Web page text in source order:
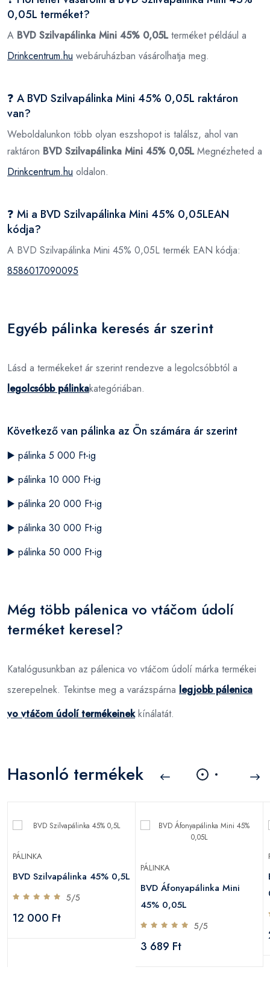
0,05L terméket?
A BVD Szilvapálinka Mini 45% 0,05Lterméket például a
Drinkcentrum.hu webáruházban vásárolhatja meg.
❓ A BVD Szilvapálinka Mini 45% 0,05L raktáron
van?
Weboldalunkon több olyan eszshopot is találsz, ahol van
raktáron BVD Szilvapálinka Mini 45% 0,05LMegnézheted a
Drinkcentrum.hu oldalon.
❓ Mi a BVD Szilvapálinka Mini 45% 0,05LEAN
kódja?
A BVD Szilvapálinka Mini 45% 0,05L termék EAN kódja:
8586017090095
Egyéb pálinka keresés ár szerint
Lásd a termékeket ár szerint rendezve a legolcsóbbtól a
legolcsóbb pálinkakategóriában.
Következő van pálinka az Ön számára ár szerint
▶️ pálinka 5 000 Ft-ig
▶️ pálinka 10 000 Ft-ig
▶️ pálinka 20 000 Ft-ig
▶️ pálinka 30 000 Ft-ig
▶️ pálinka 50 000 Ft-ig
Még több pálenica vo vtáčom údolí
terméket keresel?
Katalógusunkban az pálenica vo vtáčom údolí márka termékei
szerepelnek. Tekintse meg a varázspárna legjobb pálenica
vo vtáčom údolí termékeinekkínálatát.
Hasonló termékek
PÁLINKA
BVD Szilvapálinka 45% 0,5L
5/5
12 000 Ft
PÁLINKA
BVD Áfonyapálinka Mini
45% 0,05L
5/5
3 689 Ft